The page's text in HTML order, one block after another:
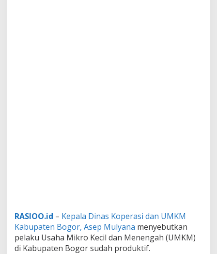
RASIOO.id – Kepala Dinas Koperasi dan UMKM
Kabupaten Bogor, Asep Mulyana menyebutkan
pelaku Usaha Mikro Kecil dan Menengah (UMKM)
di Kabupaten Bogor sudah produktif.